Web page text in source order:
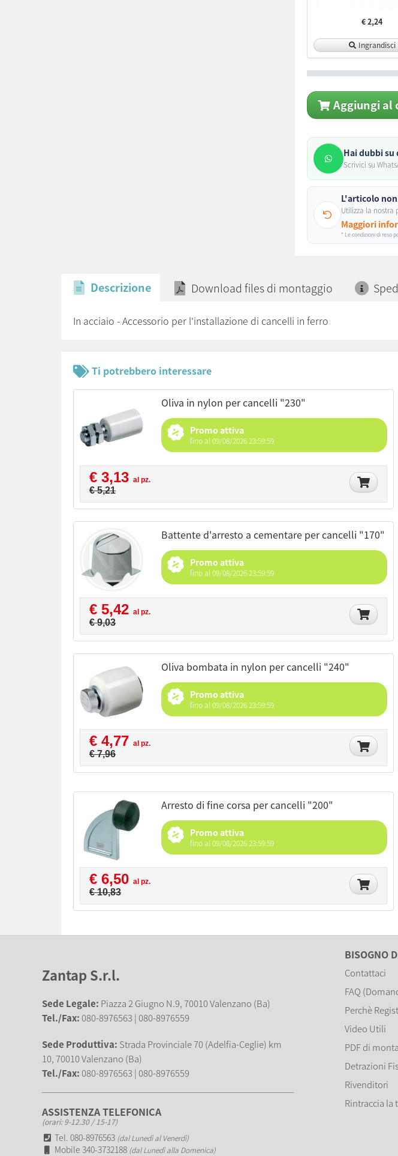
€ 2,24
Ingrandisci
Aggiungi al
Hai dubbi
Scrivici su
L'articolo
Utilizza la nostra
Maggiori
* Le condizioni di reso
Descrizione Download files di montaggio
In acciaio - Accessorio per l'installazione di cancelli in ferro
Ti potrebbero interessare
oliva in nylon per cancelli "230"
Promo attiva
fino al 09/08/2026 23:59:59
€ 3,13 al pz.
€ 5,21
battente d'arresto a cementare per cancelli "170"
Promo attiva
fino al 09/08/2026 23:59:59
€ 5,42 al pz.
€ 9,03
oliva bombata in nylon per cancelli "240"
Promo attiva
fino al 09/08/2026 23:59:59
€ 4,77 al pz.
€ 7,96
arresto di fine corsa per cancelli "200"
Promo attiva
fino al 09/08/2026 23:59:59
€ 6,50 al pz.
€ 10,83
Zantap S.r.l.
Sede Legale: Piazza 2 Giugno N.9, 70010 Valenzano (Ba)
Tel./Fax:080-8976563 | 080-8976559
Sede Produttiva: Strada Provinciale 70 (Adelfia-Ceglie) km
10, 70010 Valenzano (Ba)
Tel./Fax:080-8976563 | 080-8976559
ASSISTENZA TELEFONICA
(orari: 9-12.30 / 15-17)
Tel. 080-8976563 (dal Lunedì al Venerdì)
Mobile 340-3732188 (dal Lunedì alla Domenica)
BISOGNO
Contattaci
FAQ
Perchè
Video Utili
PDF di
Detrazioni
Rivenditori
Rintraccia la